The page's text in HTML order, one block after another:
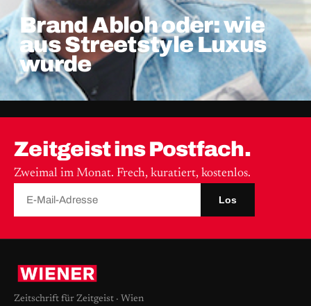
Brand Abloh oder: wie
aus Streetstyle Luxus
wurde
Zeitgeist ins Postfach.
Zweimal im Monat. Frech, kuratiert, kostenlos.
Los
Zeitschrift für Zeitgeist · Wien